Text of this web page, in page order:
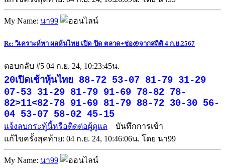
My Name: นา99
Re: วิเคราะห์หา ผลหุ้นไทย เปิด-ปิด ตลาด+ช่อง9จากสถิติ 4 ก.ย.2567
ตอบกลับ #5 04 ก.ย. 24, 10:23:45น.
20เปิดเช้าหุ้นไทย 88-72 53-07 81-79 31-29
07-53 31-29 81-79 91-69 78-82 78-
82>11<82-78 91-69 81-79 88-72 30-30 56-
04 53-07 58-02 45-15
แจ้งลบกระทู้นี้หรือติดต่อผู้ดูแล
บันทึกการเข้า
แก้ไขครั้งสุดท้าย: 04 ก.ย. 24, 10:46:06น. โดย นา99
My Name: นา99